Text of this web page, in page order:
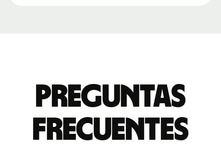
Preguntas
frecuentes